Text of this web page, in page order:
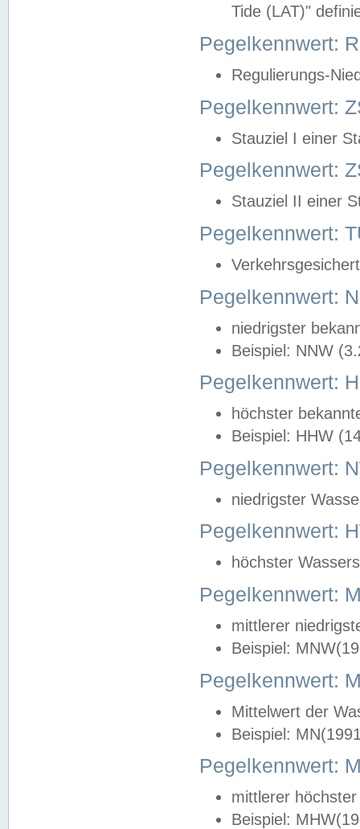
Tide (LAT)"
Pegelkennwert:
Regulierungs-
Pegelkennwert:
Stauziel I einer
Pegelkennwert:
Stauziel II einer
Pegelkennwert:
Pegelkennwert:
niedrigster
Beispiel: NNW
Pegelkennwert:
höchster
Beispiel: HHW
Pegelkennwert:
niedrigster
Pegelkennwert:
höchster
Pegelkennwert:
mittlerer
Beispiel:
Pegelkennwert:
Mittelwert der
Beispiel:
Pegelkennwert:
mittlerer
Beispiel: